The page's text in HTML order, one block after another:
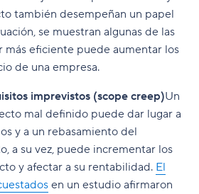
también desempeñan un papel
se muestran algunas de las
más eficiente puede aumentar los
de una empresa.
imprevistos (scope creep)Un
mal definido puede dar lugar a
y a un rebasamiento del
a su vez, puede incrementar los
y afectar a su rentabilidad. El
en un estudio afirmaron